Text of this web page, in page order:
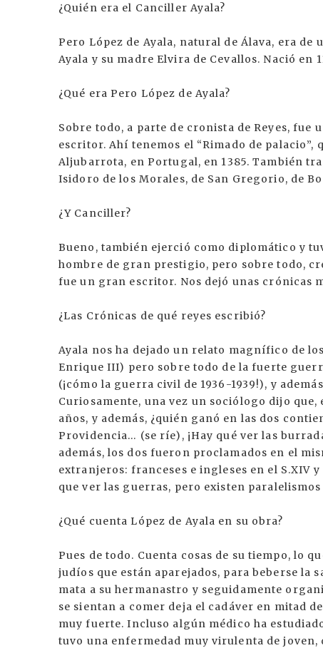
¿Quién era el Canciller Ayala?
Pero López de Ayala, natural de Álava, era
Ayala y su madre Elvira de Cevallos. Nació en
¿Qué era Pero López de Ayala?
Sobre todo, a parte de cronista de Reyes,
escritor. Ahí tenemos el “Rimado de
Aljubarrota, en Portugal, en 1385. También
Isidoro de los Morales, de San Gregorio, de
¿Y Canciller?
Bueno, también ejerció como diplomático y
hombre de gran prestigio, pero sobre todo,
fue un gran escritor. Nos dejó unas crónicas
¿Las Crónicas de qué reyes escribió?
Ayala nos ha dejado un relato magnífico de
Enrique III) pero sobre todo de la fuerte
(¡cómo la guerra civil de 1936-1939!), y
Curiosamente, una vez un sociólogo dijo
años, y además, ¿quién ganó en las dos
Providencia… (se ríe), ¡Hay qué ver las
además, los dos fueron proclamados en el
extranjeros: franceses e ingleses en el S.XIV
que ver las guerras, pero existen
¿Qué cuenta López de Ayala en su obra?
Pues de todo. Cuenta cosas de su tiempo, lo
judíos que están aparejados, para beberse la
mata a su hermanastro y seguidamente
se sientan a comer deja el cadáver en mitad
muy fuerte. Incluso algún médico ha
tuvo una enfermedad muy virulenta de joven,